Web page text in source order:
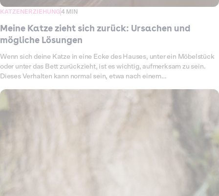
KATZENERZIEHUNG4 MIN
Meine Katze zieht sich zurück: Ursachen und
mögliche Lösungen
Wenn sich deine Katze in eine Ecke des Hauses, unter ein Möbelstück
oder unter das Bett zurückzieht, ist es wichtig, aufmerksam zu sein.
Dieses Verhalten kann normal sein, etwa nach einem
auch auf medizinische oder Verhaltensprobleme hinweisen. In der